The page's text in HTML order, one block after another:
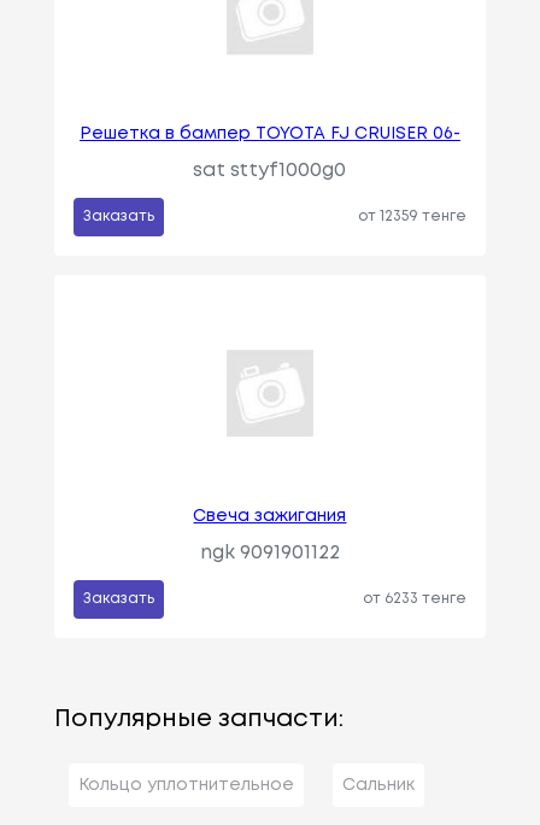
Решетка в бампер TOYOTA FJ CRUISER 06-
sat sttyf1000g0
Заказать от 12359 тенге
Свеча зажигания
ngk 9091901122
Заказать от 6233 тенге
Популярные запчасти:
Кольцо уплотнительное Сальник